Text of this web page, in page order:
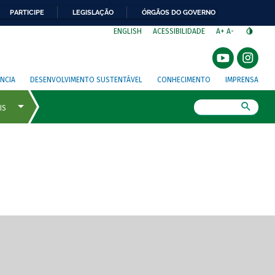
PARTICIPE LEGISLAÇÃO ÓRGÃOS DO GOVERNO
ENGLISH ACESSIBILIDADE A+ A-
DESENVOLVIMENTO SUSTENTÁVEL CONHECIMENTO IMPRENSA
de tela